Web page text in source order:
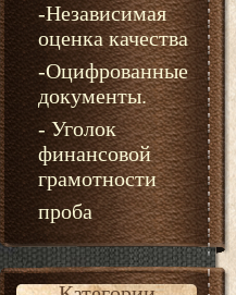
-Независимая
оценка качества
-Оцифрованные
документы.
- Уголок
финансовой
грамотности
проба